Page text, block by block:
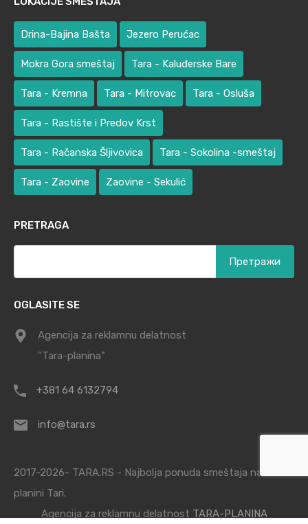
Drina-Bajina Bašta Jezero Perućac
Mokra Gora smeštaj Tara - Kaluđerske Bare
Tara - Kremna Tara - Mitrovac Tara - Osluša
Tara - Rastište i Predov Krst
Tara - Račanska Šljivovica Tara - Sokolina -smeštaj
Tara - Zaovine Zaovine - Sekulić
PRETRAGA
OGLASITE SE
Agencija za reklamnu delatnost
"Tara-planina"
+381 64 6132794
info@tara.rs
2017-2026- TARA.RS - Najbolja ponuda smeštaja na
planini Tari.
Agencija za reklamnu delatnost TARA-PLANINA